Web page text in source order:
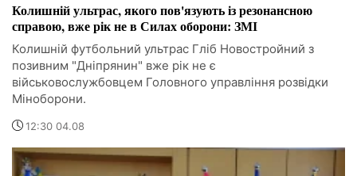
Колишній ультрас, якого пов'язують із резонансною
справою, вже рік не в Силах оборони: ЗМІ
Колишній футбольний ультрас Гліб Новостройний з
позивним "Дніпрянин" вже рік не є
військовослужбовцем Головного управління розвідки
Міноборони.
12:30 04.08